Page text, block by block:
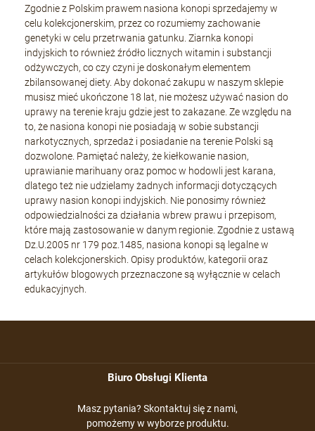
Zgodnie z Polskim prawem nasiona konopi sprzedajemy w
celu kolekcjonerskim, przez co rozumiemy zachowanie
genetyki w celu przetrwania gatunku. Ziarnka konopi
indyjskich to również źródło licznych witamin i substancji
odżywczych, co czy czyni je doskonałym elementem
zbilansowanej diety. Aby dokonać zakupu w naszym sklepie
musisz mieć ukończone 18 lat, nie możesz używać nasion do
uprawy na terenie kraju gdzie jest to zakazane. Ze względu na
to, że nasiona konopi nie posiadają w sobie substancji
narkotycznych, sprzedaż i posiadanie na terenie Polski są
dozwolone. Pamiętać należy, że kiełkowanie nasion,
uprawianie marihuany oraz pomoc w hodowli jest karana,
dlatego też nie udzielamy żadnych informacji dotyczących
uprawy nasion konopi indyjskich. Nie ponosimy również
odpowiedzialności za działania wbrew prawu i przepisom,
które mają zastosowanie w danym regionie. Zgodnie z ustawą
Dz.U.2005 nr 179 poz.1485, nasiona konopi są legalne w
celach kolekcjonerskich. Opisy produktów, kategorii oraz
artykułów blogowych przeznaczone są wyłącznie w celach
edukacyjnych.
Biuro Obsługi Klienta
Masz pytania? Skontaktuj się z nami,
pomożemy w wyborze produktu.